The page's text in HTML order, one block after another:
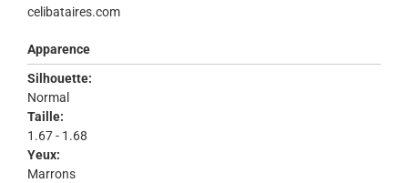
Apparence
Silhouette:
Normal
Taille:
1.67 - 1.68
Yeux:
Marrons